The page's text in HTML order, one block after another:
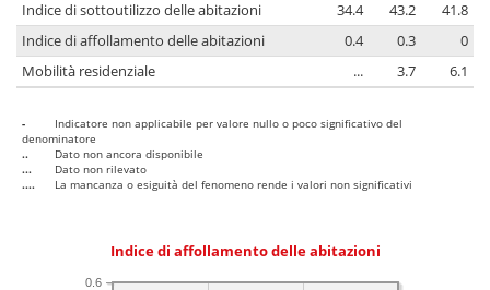
Indice di sottoutilizzo delle abitazioni 34.4 43.2
41.8
Indice di affollamento delle abitazioni
0.4 0.3
0
Mobilità residenziale
... 3.7 6.1
-
Indicatore non applicabile per valore nullo o poco significativo del
denominatore
..
Dato non ancora disponibile
...
Dato non rilevato
....
La mancanza o esiguità del fenomeno rende i valori non significativi
Indice di affollamento delle abitazioni
0.6